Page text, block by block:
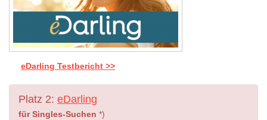
eDarling Testbericht >>
Platz 2: eDarling
für Singles-Suchen *)